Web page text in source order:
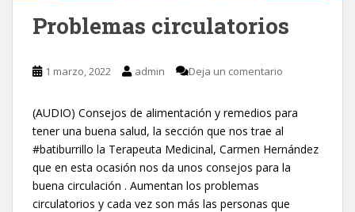
Problemas circulatorios
1 marzo, 2022 admin Deja un comentario
(AUDIO) Consejos de alimentación y remedios para
tener una buena salud, la sección que nos trae al
#batiburrillo la Terapeuta Medicinal, Carmen Hernández
que en esta ocasión nos da unos consejos para la
buena circulación . Aumentan los problemas
circulatorios y cada vez son más las personas que